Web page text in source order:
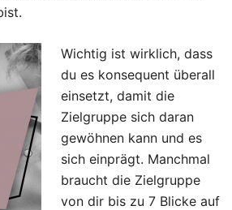
Wichtig ist wirklich, dass
du es konsequent überall
einsetzt, damit die
Zielgruppe sich daran
gewöhnen kann und es
sich einprägt. Manchmal
braucht die Zielgruppe
von dir bis zu 7 Blicke auf